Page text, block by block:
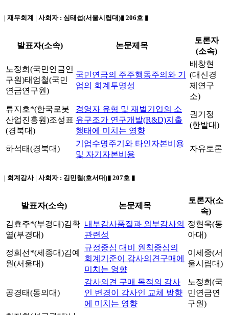
| 재무회계 | 사회자 : 심태섭(서울시립대)▮ 206호 ▮
발표자(소속) 논문제목
토론자
(소속)
노정희(국민연금연
구원)태엄철(국민
연금연구원)
국민연금의 주주행동주의와 기
업의 회계투명성
배창현
(대신경
제연구
소)
류지호*(한국로봇
산업진흥원)조성표
(경북대)
경영자 유형 및 재벌기업의 소
유구조가 연구개발(R&D)지출
행태에 미치는 영향
권기정
(한밭대)
하석태(경북대)
기업수명주기와 타인자본비용
및 자기자본비용
자유토론
| 회계감사 | 사회자 : 김민철(호서대)▮ 207호 ▮
발표자(소속) 논문제목
토론자(소
속)
김효주*(부경대)김확
열(부경대)
내부감사품질과 외부감사의
관련성
정현욱(동
아대)
정희선*(세종대)김예
원(서울대)
규정중심 대비 원칙중심의
회계기준이 감사의견구매에
미치는 영향
이세중(서
울시립대)
공경태(동의대)
감사의견 구매 목적의 감사
인 변경이 감사인 교체 방향
에 미치는 영향
노정희(국
민연금연
구원)